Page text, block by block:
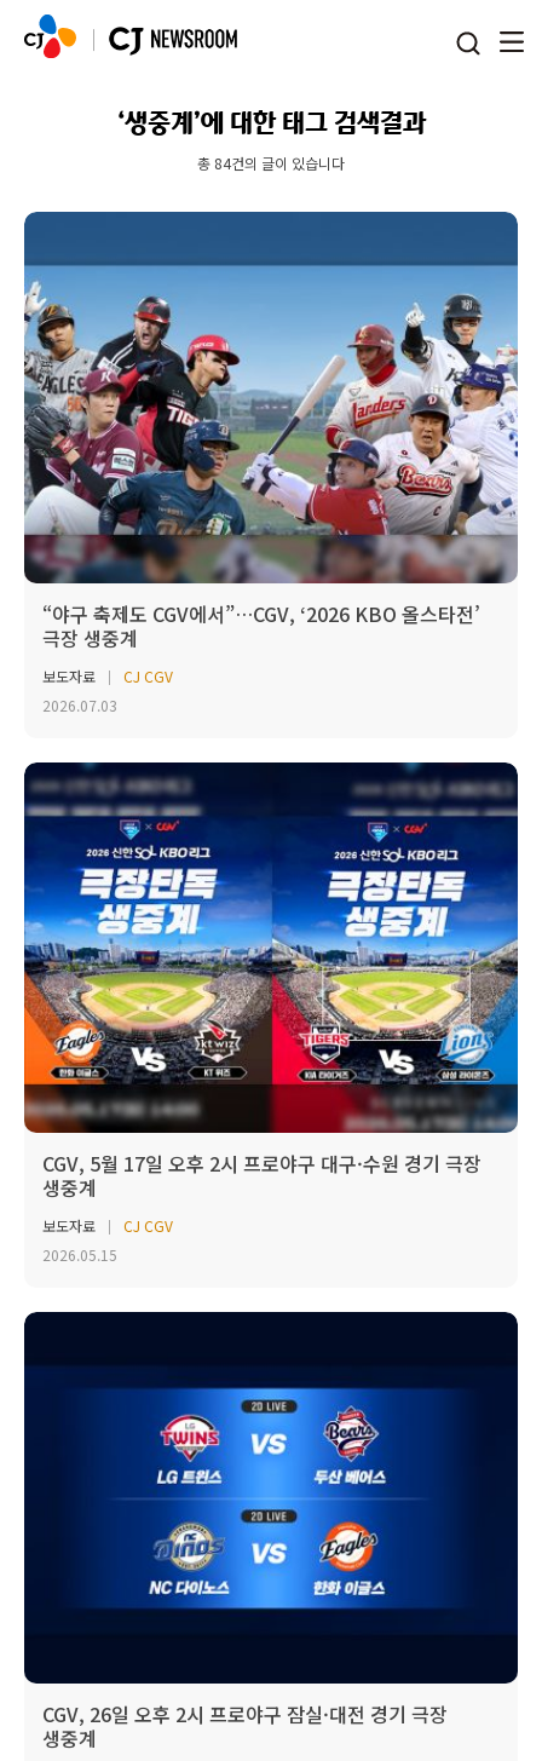
‘생중계’에 대한 태그 검색결과
총 84건의 글이 있습니다
“야구 축제도 CGV에서”…CGV, ‘2026 KBO 올스타전’
극장 생중계
보도자료
CJ CGV
2026.07.03
CGV, 5월 17일 오후 2시 프로야구 대구·수원 경기 극장
생중계
보도자료
CJ CGV
2026.05.15
CGV, 26일 오후 2시 프로야구 잠실·대전 경기 극장
생중계